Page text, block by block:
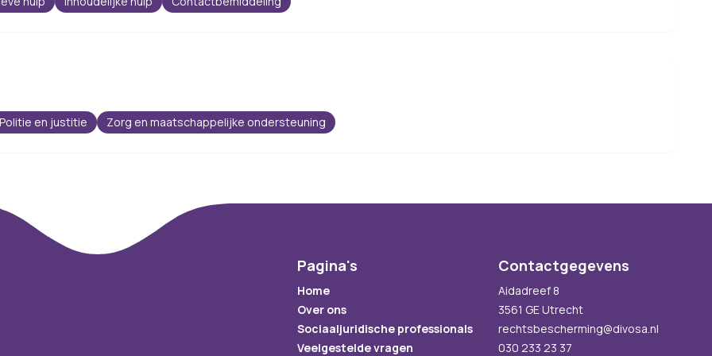
Politie en justitie Zorg en maatschappelijke ondersteuning
Pagina's
Home
Over ons
Sociaaljuridische professionals
Veelgestelde vragen
Contactgegevens
Aidadreef 8
3561 GE Utrecht
rechtsbescherming@divosa.nl
030 233 23 37